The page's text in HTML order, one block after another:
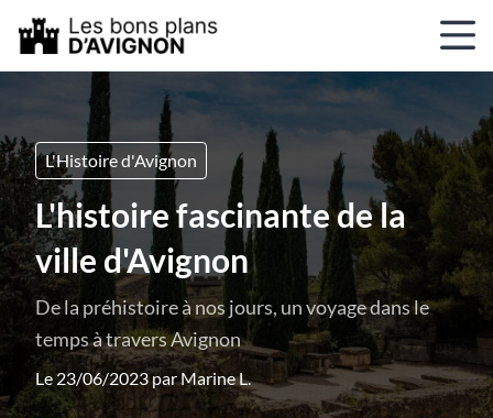
L'Histoire d'Avignon
L'histoire fascinante de la
ville d'Avignon
De la préhistoire à nos jours, un voyage dans le
temps à travers Avignon
Le 23/06/2023 parMarine L.